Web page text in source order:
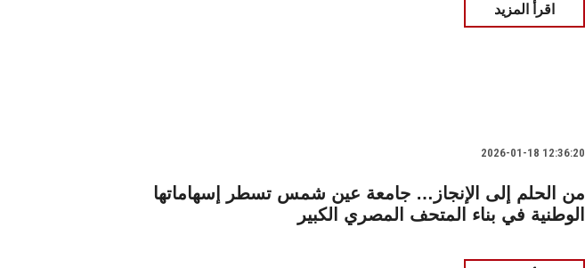
اقرأ المزيد
2026-01-18 12:36:20
من الحلم إلى الإنجاز… جامعة عين شمس تسطر إسهاماتها
الوطنية في بناء المتحف المصري الكبير